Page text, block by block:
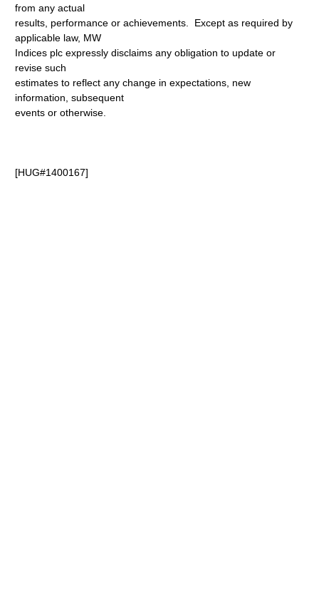
from any actual
results, performance or achievements. Except as required by
applicable law, MW
Indices plc expressly disclaims any obligation to update or
revise such
estimates to reflect any change in expectations, new
information, subsequent
events or otherwise.
[HUG#1400167]